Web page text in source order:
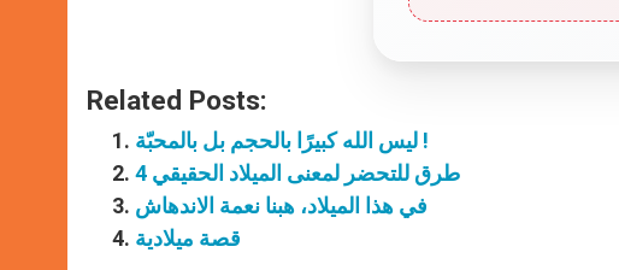
Related Posts:
ليس الله كبيرًا بالحجم بل بالمحبّة !
4 طرق للتحضر لمعنى الميلاد الحقيقي
في هذا الميلاد، هبنا نعمة الاندهاش
قصة ميلادية